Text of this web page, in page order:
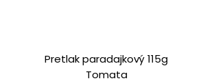
Pretlak paradajkový 115g
Tomata